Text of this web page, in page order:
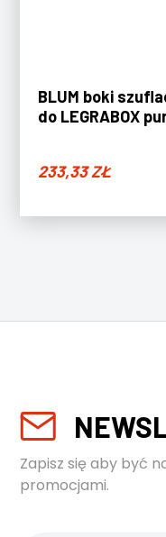
BLUM boki
do LEGRABOX
233,33ZŁ
Zapisz się aby być
promocjami.